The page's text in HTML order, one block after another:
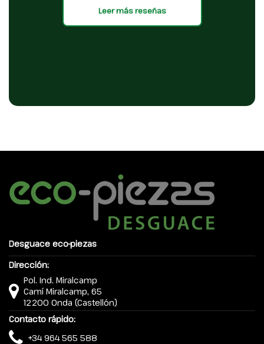
Leer más reseñas
Desguace eco-piezas
Dirección:
Pol. Ind. Miralcamp
Camí Miralcamp, 65
12200 Onda (Castellón)
Contacto rápido:
+34 964 565 588